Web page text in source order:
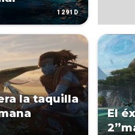
1291D
la taquilla
El